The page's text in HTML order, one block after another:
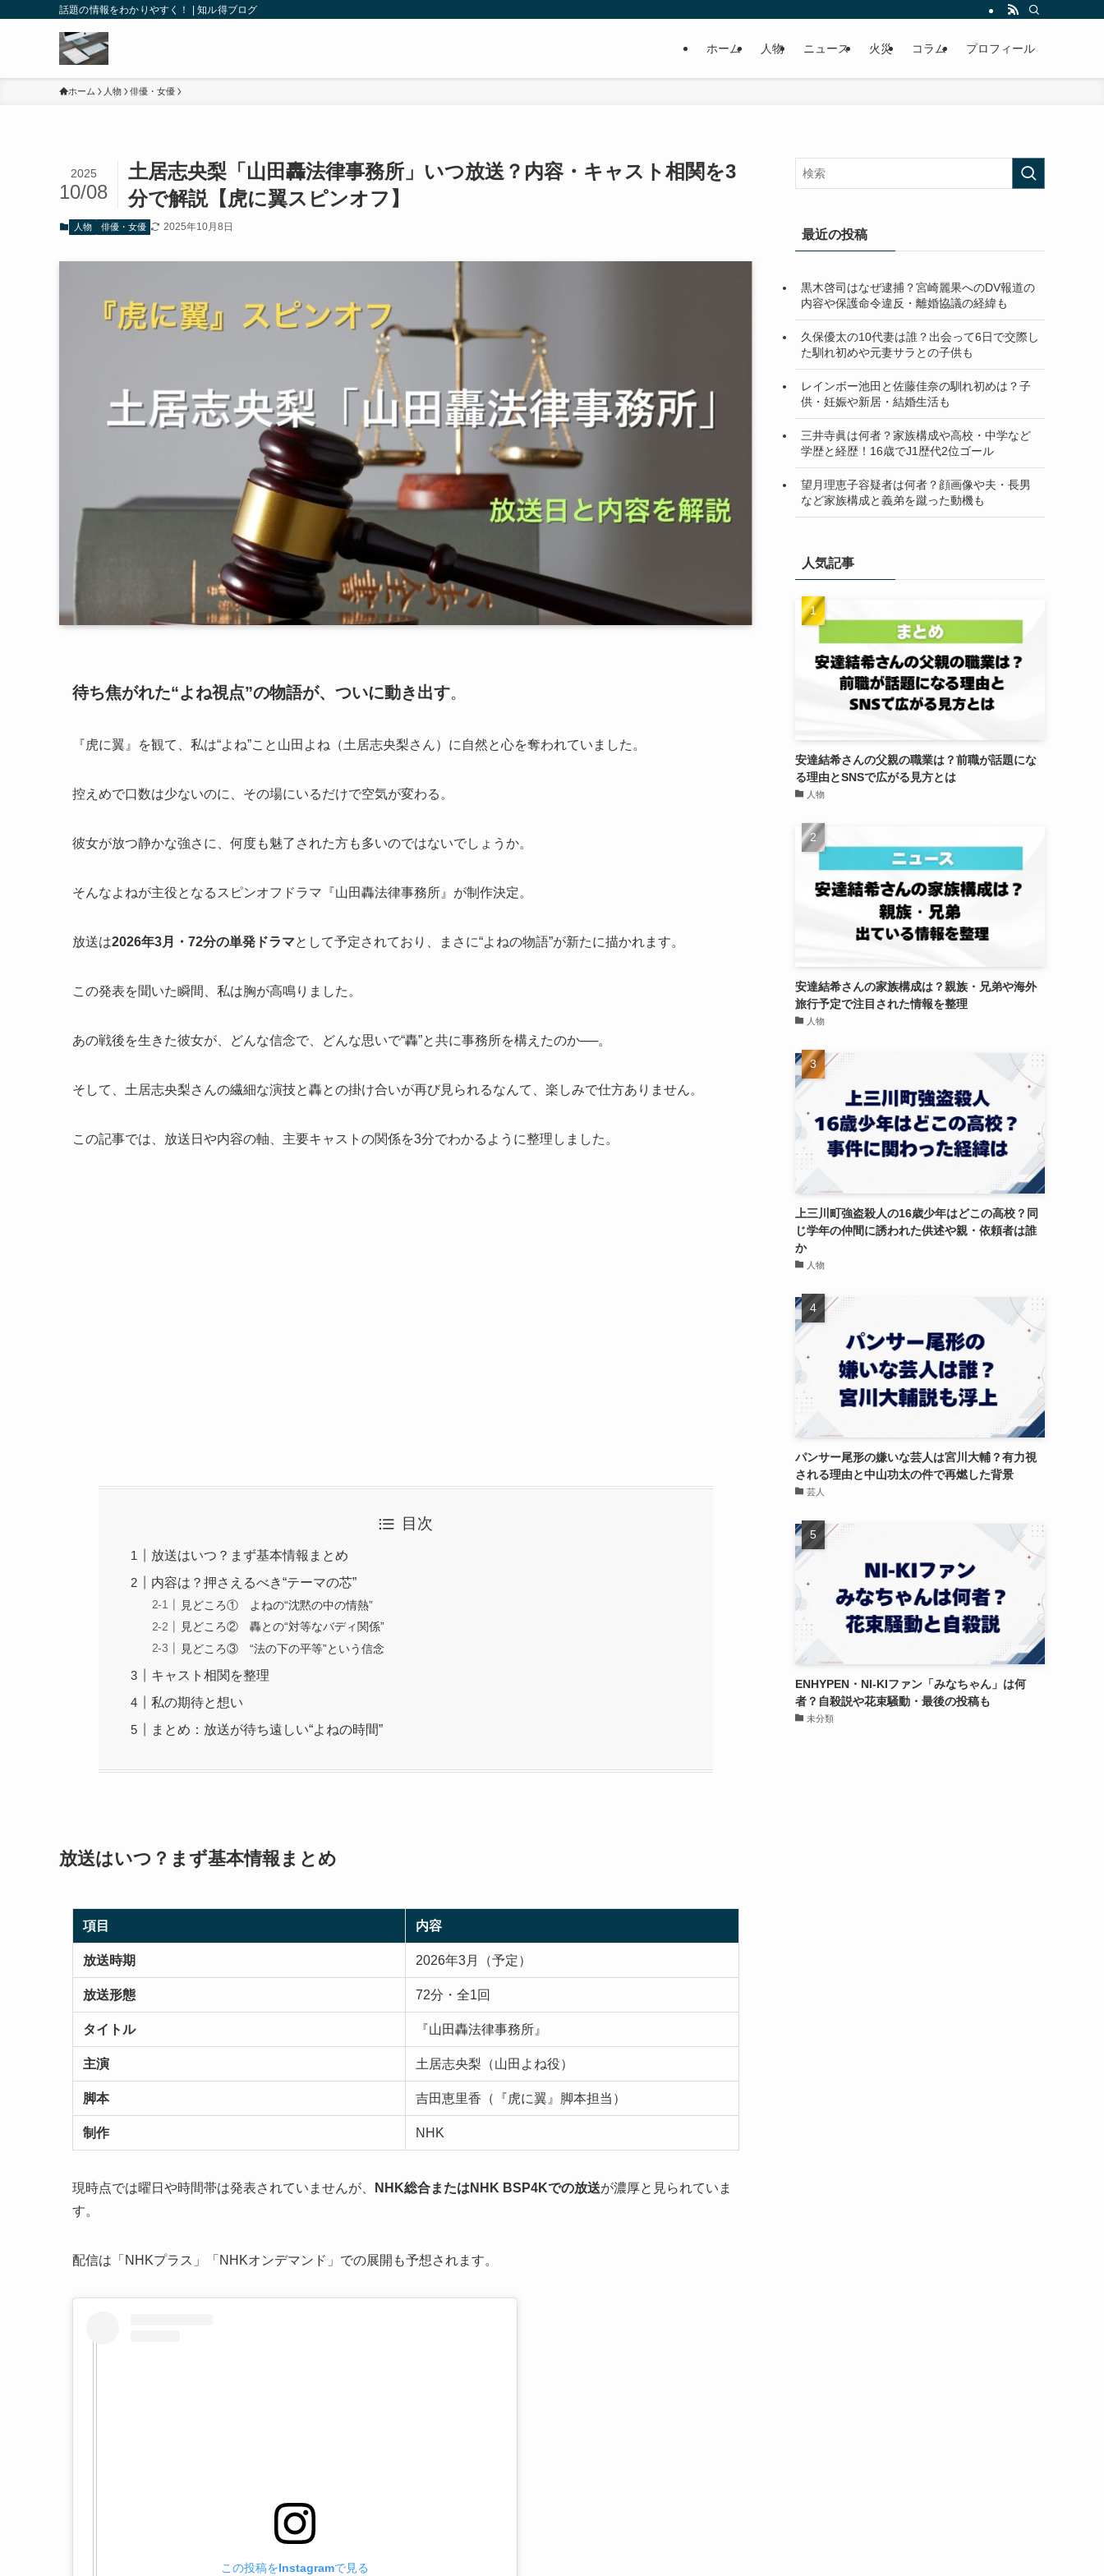
話題の情報をわかりやすく！ | 知ル得ブログ
ホーム 人物 ニュース 火災 コラム プロフィール
ホーム 人物 俳優・女優
土居志央梨「山田轟法律事務所」いつ放送？内容・キャスト相関を3
分で解説【虎に翼スピンオフ】
2025
10/08
人物 俳優・女優 2025年10月8日
待ち焦がれた“よね視点”の物語が、ついに動き出す。
『虎に翼』を観て、私は“よね”こと山田よね（土居志央梨さん）に自然と心を奪われていました。
控えめで口数は少ないのに、その場にいるだけで空気が変わる。
彼女が放つ静かな強さに、何度も魅了された方も多いのではないでしょうか。
そんなよねが主役となるスピンオフドラマ『山田轟法律事務所』が制作決定。
放送は2026年3月・72分の単発ドラマとして予定されており、まさに“よねの物語”が新たに描かれます。
この発表を聞いた瞬間、私は胸が高鳴りました。
あの戦後を生きた彼女が、どんな信念で、どんな思いで“轟”と共に事務所を構えたのか──。
そして、土居志央梨さんの繊細な演技と轟との掛け合いが再び見られるなんて、楽しみで仕方ありません。
この記事では、放送日や内容の軸、主要キャストの関係を3分でわかるように整理しました。
目次
放送はいつ？まず基本情報まとめ
内容は？押さえるべき“テーマの芯”
見どころ① よねの“沈黙の中の情熱”
見どころ② 轟との“対等なバディ関係”
見どころ③ “法の下の平等”という信念
キャスト相関を整理
私の期待と想い
まとめ：放送が待ち遠しい“よねの時間”
放送はいつ？まず基本情報まとめ
項目 内容
放送時期 2026年3月（予定）
放送形態 72分・全1回
タイトル 『山田轟法律事務所』
主演 土居志央梨（山田よね役）
脚本 吉田恵里香（『虎に翼』脚本担当）
制作 NHK
現時点では曜日や時間帯は発表されていませんが、 NHK総合またはNHK BSP4Kでの放送が濃厚と見られていま
す。
配信は「NHKプラス」「NHKオンデマンド」での展開も予想されます。
この投稿をInstagramで見る
最近の投稿
黒木啓司はなぜ逮捕？宮崎麗果へのDV報道の
内容や保護命令違反・離婚協議の経緯も
久保優太の10代妻は誰？出会って6日で交際し
た馴れ初めや元妻サラとの子供も
レインボー池田と佐藤佳奈の馴れ初めは？子
供・妊娠や新居・結婚生活も
三井寺眞は何者？家族構成や高校・中学など
学歴と経歴！16歳でJ1歴代2位ゴール
望月理恵子容疑者は何者？顔画像や夫・長男
など家族構成と義弟を蹴った動機も
人気記事
安達結希さんの父親の職業は？前職が話題にな
る理由とSNSで広がる見方とは
人物
安達結希さんの家族構成は？親族・兄弟や海外
旅行予定で注目された情報を整理
人物
上三川町強盗殺人の16歳少年はどこの高校？同
じ学年の仲間に誘われた供述や親・依頼者は誰
か
人物
パンサー尾形の嫌いな芸人は宮川大輔？有力視
される理由と中山功太の件で再燃した背景
芸人
ENHYPEN・NI-KIファン「みなちゃん」は何
者？自殺説や花束騒動・最後の投稿も
未分類